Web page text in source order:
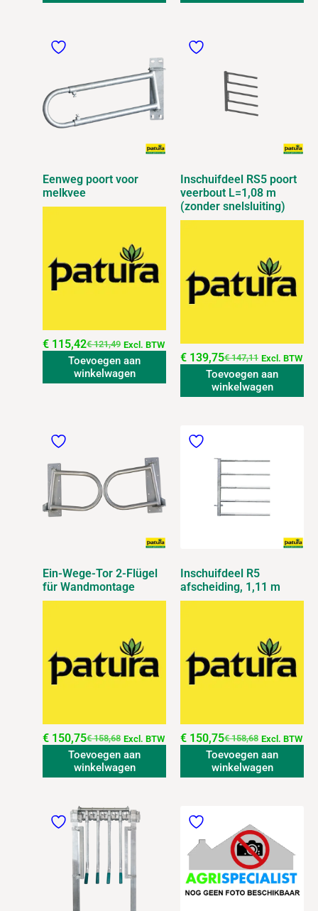
Eenweg poort voor
melkvee
€121,49
€ 115,42 Excl. BTW
Toevoegen aan
winkelwagen
Inschuifdeel RS5 poort
veerbout L=1,08 m
(zonder snelsluiting)
€147,11
€ 139,75 Excl. BTW
Toevoegen aan
winkelwagen
Ein-Wege-Tor 2-Flügel
für Wandmontage
€158,68
€ 150,75 Excl. BTW
Toevoegen aan
winkelwagen
Inschuifdeel R5
afscheiding, 1,11 m
€158,68
€ 150,75 Excl. BTW
Toevoegen aan
winkelwagen